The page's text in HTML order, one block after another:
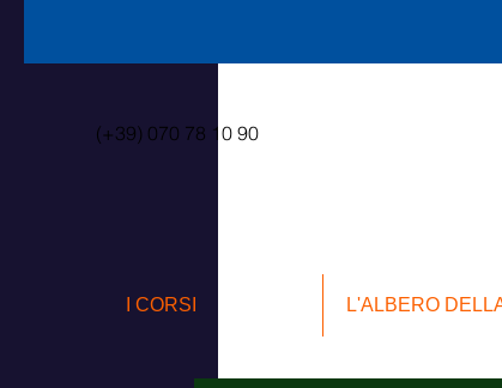
(+39) 070 78 10 90
I CORSI L'ALBERO